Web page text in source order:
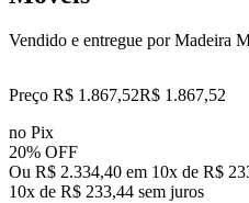
Vendido e entregue por Madeira
Preço R$ 1.867,52R$ 1.867,52
no Pix
20% OFF
Ou R$ 2.334,40 em 10x de R$
10x de R$ 233,44 sem juros